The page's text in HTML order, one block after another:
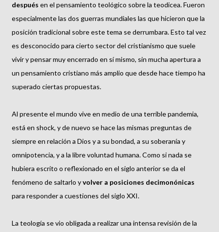
después en el pensamiento teológico sobre la teodicea. Fueron
especialmente las dos guerras mundiales las que hicieron que la
posición tradicional sobre este tema se derrumbara. Esto tal vez
es desconocido para cierto sector del cristianismo que suele
vivir y pensar muy encerrado en sí mismo, sin mucha apertura a
un pensamiento cristiano más amplio que desde hace tiempo ha
superado ciertas propuestas.
Al presente el mundo vive en medio de una terrible pandemia,
está en shock, y de nuevo se hace las mismas preguntas de
siempre en relación a Dios y a su bondad, a su soberanía y
omnipotencia, y a la libre voluntad humana. Como si nada se
hubiera escrito o reflexionado en el siglo anterior se da el
fenómeno de saltarlo yvolver a posiciones decimonónicas
para responder a cuestiones del siglo XXI.
La teología se vio obligada a realizar una intensa revisión de la